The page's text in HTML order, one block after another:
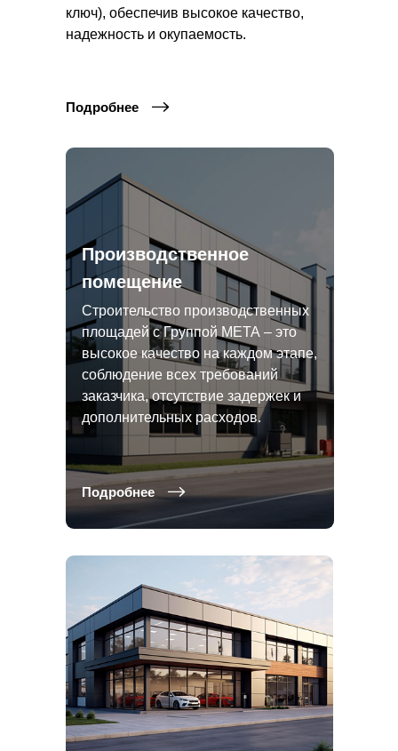
ключ), обеспечив высокое качество,
надежность и окупаемость.
Строительство производственных
площадей с Группой МЕТА – это
высокое качество на каждом этапе,
соблюдение всех требований
заказчика, отсутствие задержек и
дополнительных расходов.
Производственное
помещение
Подробнее
Подробнее